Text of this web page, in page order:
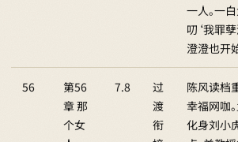
一人。一
叨‘我罪
澄澄也开
56
第56
章 那
个女
7.8
过
渡
衔
陈风读档
幸福网咖
化身刘小